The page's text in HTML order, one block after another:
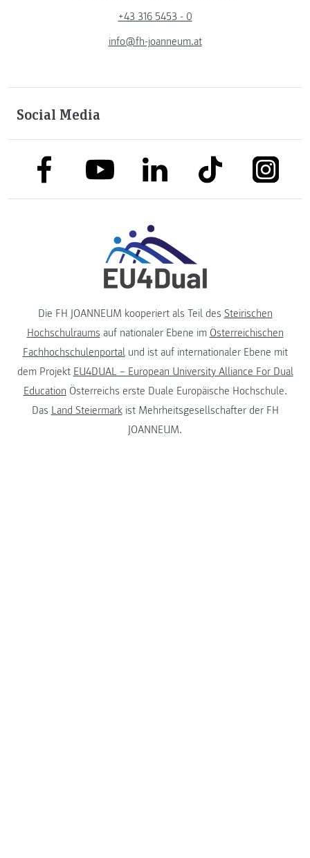
+43 316 5453 - 0
info@fh-joanneum.at
Social Media
link to facebooklink to youtubelink to linkedinlink to tiktok link to
Die FH JOANNEUM kooperiert als Teil des Steirischen
Hochschulraums auf nationaler Ebene im Österreichischen
Fachhochschulenportalund ist auf internationaler Ebene mit
dem Projekt EU4DUAL – European University Alliance For Dual
Education Österreichs erste Duale Europäische Hochschule.
Das Land Steiermarkist Mehrheitsgesellschafter der FH
JOANNEUM.